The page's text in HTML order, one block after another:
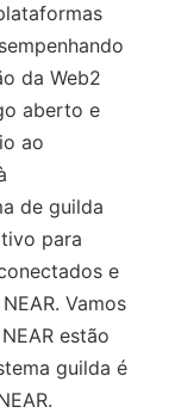
da Web2
aberto e
ao
de guilda
para
e
Vamos
estão
guilda é